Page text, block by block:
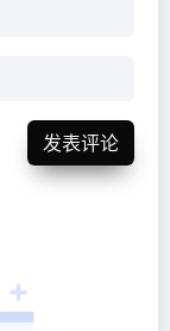
发表评论